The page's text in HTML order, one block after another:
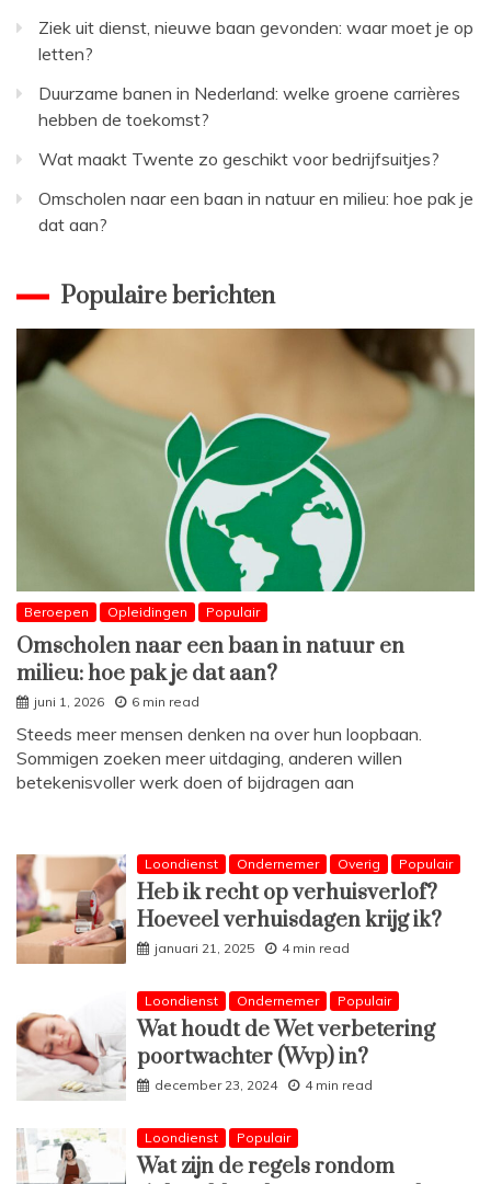
Ziek uit dienst, nieuwe baan gevonden: waar moet je op
letten?
Duurzame banen in Nederland: welke groene carrières
hebben de toekomst?
Wat maakt Twente zo geschikt voor bedrijfsuitjes?
Omscholen naar een baan in natuur en milieu: hoe pak je
dat aan?
Populaire berichten
Beroepen Opleidingen Populair
Omscholen naar een baan in natuur en
milieu: hoe pak je dat aan?
juni 1, 2026 6 min read
Steeds meer mensen denken na over hun loopbaan.
Sommigen zoeken meer uitdaging, anderen willen
betekenisvoller werk doen of bijdragen aan
Loondienst Ondernemer Overig Populair
Heb ik recht op verhuisverlof?
Hoeveel verhuisdagen krijg ik?
januari 21, 2025 4 min read
Loondienst Ondernemer Populair
Wat houdt de Wet verbetering
poortwachter (Wvp) in?
december 23, 2024 4 min read
Loondienst Populair
Wat zijn de regels rondom